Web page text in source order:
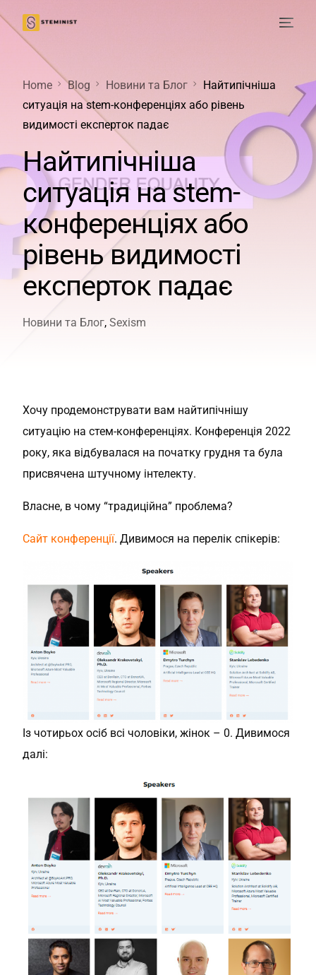
Home Blog Новини та Блог
Найтипічніша
ситуація на stem-конференціях або рівень
видимості експерток падає
Найтипічніша
ситуація на stem-
конференціях або
рівень видимості
експерток падає
Новини та Блог,Sexism
Хочу продемонструвати вам найтипічнішу
ситуацію на стем-конференціях. Конференція 2022
року, яка відбувалася на початку грудня та була
присвячена штучному інтелекту.
Власне, в чому “традиційна” проблема?
Сайт конференції. Дивимося на перелік спікерів:
Із чотирьох осіб всі чоловіки, жінок – 0. Дивимося
далі: